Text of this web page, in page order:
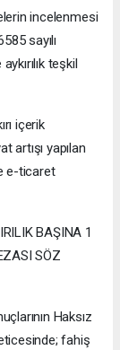
incelenmesi
sayılı
teşkil
içerik
artışı yapılan
e-ticaret
BAŞINA 1
SÖZ
Haksız
fahiş